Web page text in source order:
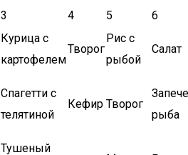
3 4 5 6
Курица с
картофелем
Творог
Рис с
рыбой
Салат
Спагетти с
телятиной
Кефир Творог
рыба
Тушеный